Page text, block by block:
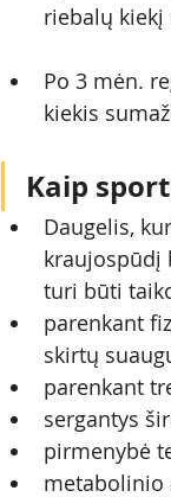
riebalų
Po 3 mėn.
kiekis
Kaip
Daugelis,
kraujospūdį
turi būti
parenkant
skirtų
parenkant
sergantys
pirmenybė
metabolinio